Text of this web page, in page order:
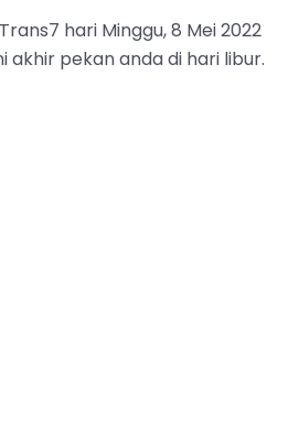
hari Minggu, 8 Mei 2022
akhir pekan anda di hari libur.